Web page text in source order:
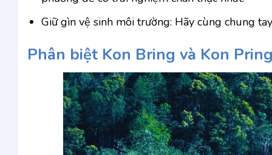
Giữ gìn vệ sinh môi trường: Hãy cùng chung
Phân biệt Kon Bring và Kon